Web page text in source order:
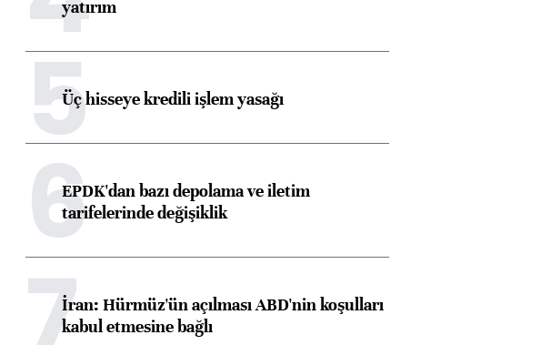
yatırım
5Üç hisseye kredili işlem yasağı
6EPDK'dan bazı depolama ve iletim
tarifelerinde değişiklik
7İran: Hürmüz'ün açılması ABD'nin koşulları
kabul etmesine bağlı